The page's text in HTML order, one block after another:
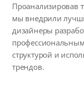
Проанализировав
мы внедрили
дизайнеры
структурой и
трендов.